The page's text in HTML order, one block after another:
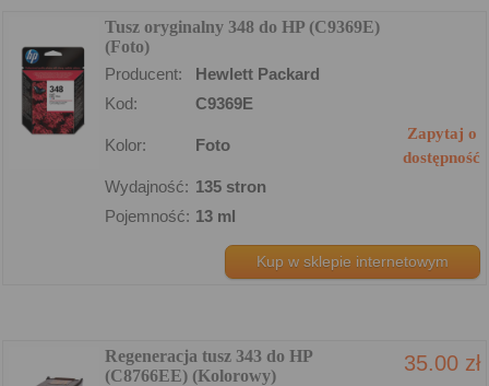
Tusz oryginalny 348 do HP (C9369E)
(Foto)
Producent:
Hewlett Packard
Kod:
C9369E
Kolor: Foto
Zapytaj o
dostępność
Wydajność: 135 stron
Pojemność: 13 ml
Kup w sklepie internetowym
Regeneracja tusz 343 do HP
(C8766EE) (Kolorowy)
35.00 zł